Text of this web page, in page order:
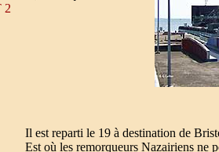
2
Il est reparti le 19 à destination de
Est où les remorqueurs Nazairiens ne